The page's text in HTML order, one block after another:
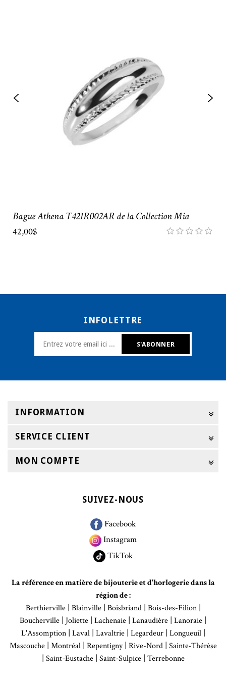
Bague Athena T421R002AR de la Collection Mia
42,00$
INFOLETTRE
INFORMATION
SERVICE CLIENT
MON COMPTE
SUIVEZ-NOUS
Facebook
Instagram
TikTok
La référence en matière de bijouterie et d'horlogerie dans la
région de :
Berthierville| Blainville| Boisbriand| Bois-des-Filion|
Boucherville | Joliette | Lachenaie | Lanaudière | Lanoraie |
L'Assomption| Laval| Lavaltrie| Legardeur| Longueuil|
Mascouche| Montréal| Repentigny| Rive-Nord| Sainte-Thérèse
| Saint-Eustache| Saint-Sulpice| Terrebonne